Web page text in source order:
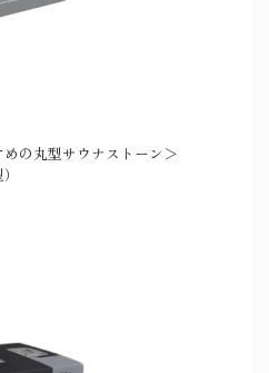
の丸型サウナストーン＞